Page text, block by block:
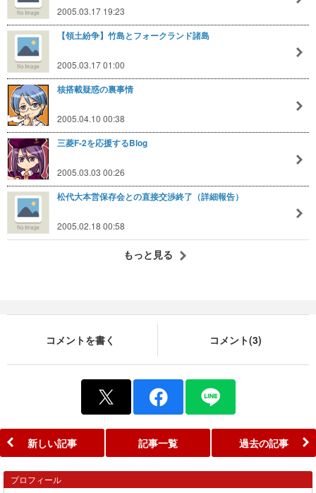
2005.03.17 19:23
【領土紛争】竹島とフォークランド諸島
2005.03.17 01:00
核搭載疑惑の裏事情
2005.04.10 00:38
三菱F-2を応援するBlog
2005.03.03 00:26
松代大本営保存会との直接交渉終了（詳細報告）
2005.02.18 00:58
もっと見る
コメントを書く コメント(3)
新しい記事 記事一覧 過去の記事
プロフィール